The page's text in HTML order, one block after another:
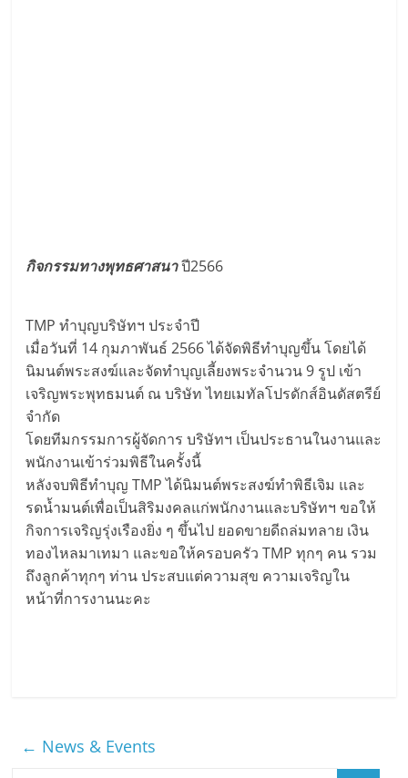
กิจกรรมทางพุทธศาสนาปี2566
TMP ทำบุญบริษัทฯ ประจำปี
เมื่อวันที่ 14 กุมภาพันธ์ 2566 ได้จัดพิธีทำบุญขึ้น โดยได้
นิมนต์พระสงฆ์และจัดทำบุญเลี้ยงพระจำนวน 9 รูป เข้า
เจริญพระพุทธมนต์ ณ บริษัท ไทยเมทัลโปรดักส์อินดัสตรีย์
จำกัด
โดยทีมกรรมการผู้จัดการ บริษัทฯ เป็นประธานในงานและ
พนักงานเข้าร่วมพิธีในครั้งนี้
หลังจบพิธีทำบุญ TMP ได้นิมนต์พระสงฆ์ทำพิธีเจิม และ
รดน้ำมนต์เพื่อเป็นสิริมงคลแก่พนักงานและบริษัทฯ ขอให้
กิจการเจริญรุ่งเรืองยิ่ง ๆ ขึ้นไป ยอดขายดีถล่มทลาย เงิน
ทองไหลมาเทมา และขอให้ครอบครัว TMP ทุกๆ คน รวม
ถึงลูกค้าทุกๆ ท่าน ประสบแต่ความสุข ความเจริญใน
หน้าที่การงานนะคะ
← News & Events